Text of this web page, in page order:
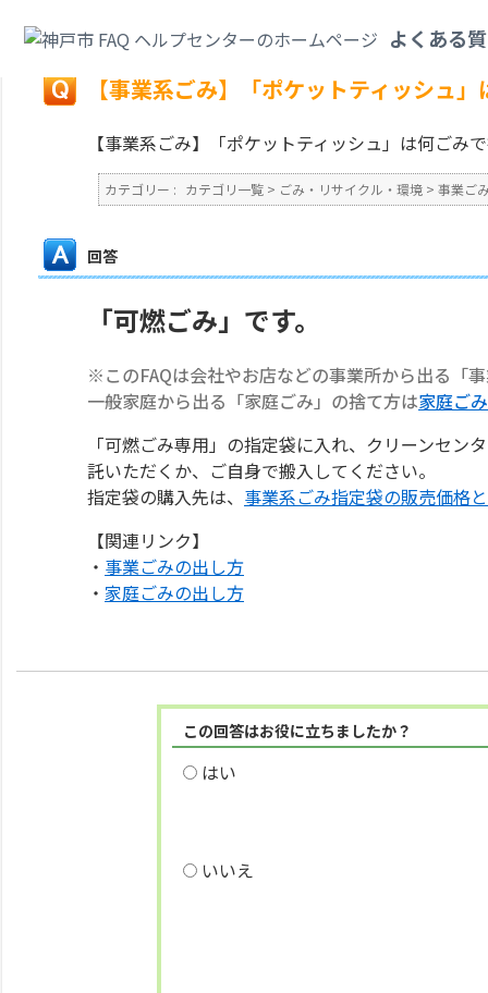
よくある
戻る
【事業系ごみ】「ポケットティッシュ
【事業系ごみ】「ポケットティッシュ」は何ごみ
カテゴリー : カテゴリ一覧 > ごみ・リサイクル・環境 > 事業ご
回答
「可燃ごみ」です。
※このFAQは会社やお店などの事業所から出る「
一般家庭から出る「家庭ごみ」の捨て方は家庭ご
「可燃ごみ専用」の指定袋に入れ、クリーンセン
託いただくか、ご自身で搬入してください。
指定袋の購入先は、 事業系ごみ指定袋の販売価格
【関連リンク】
・ 事業ごみの出し方
・ 家庭ごみの出し方
この回答はお役に立ちましたか？
はい
いいえ